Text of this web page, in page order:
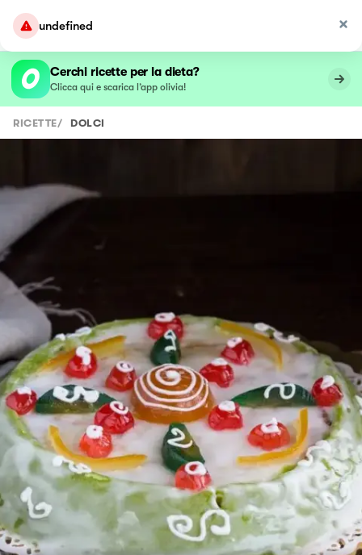
undefined
Cerchi ricette per la dieta?
Clicca qui e scarica l’app olivia!
RICETTE/ DOLCI